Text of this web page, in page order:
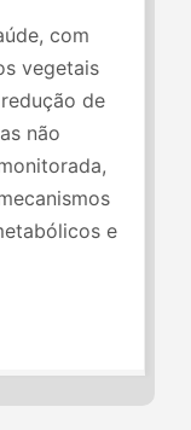
com
vegetais
de
não
e